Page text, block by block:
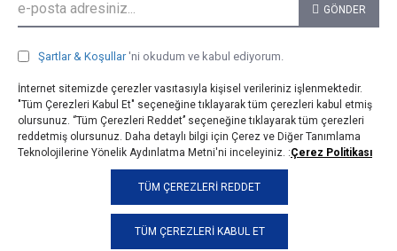
GÖNDER
Şartlar & Koşullar 'ni okudum ve kabul ediyorum.
© 2025, taji.com.tr, Tüm Hakları Saklıdır.
TÜM ÇEREZLERI KABUL ET
İnternet sitemizde çerezler vasıtasıyla kişisel verileriniz işlenmektedir.
"Tüm Çerezleri Kabul Et" seçeneğine tıklayarak tüm çerezleri kabul etmiş
olursunuz. ‘’Tüm Çerezleri Reddet’’ seçeneğine tıklayarak tüm çerezleri
reddetmiş olursunuz. Daha detaylı bilgi için Çerez ve Diğer Tanımlama
Teknolojilerine Yönelik Aydınlatma Metni'ni inceleyiniz. :Çerez Politikası
TÜM ÇEREZLERI REDDET